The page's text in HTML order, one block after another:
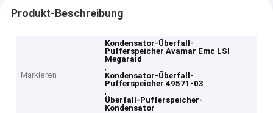
Produkt-Beschreibung
Markieren
Kondensator-Überfall-
Pufferspeicher Avamar Emc LSI
Megaraid
,
Kondensator-Überfall-
Pufferspeicher 49571-03
,
Überfall-Pufferspeicher-
Kondensator